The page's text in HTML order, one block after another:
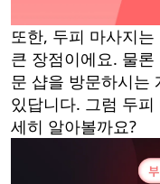
또한, 두피 마사지
큰 장점이에요. 물
문 샵을 방문하시는
있답니다. 그럼 두
세히 알아볼까요?